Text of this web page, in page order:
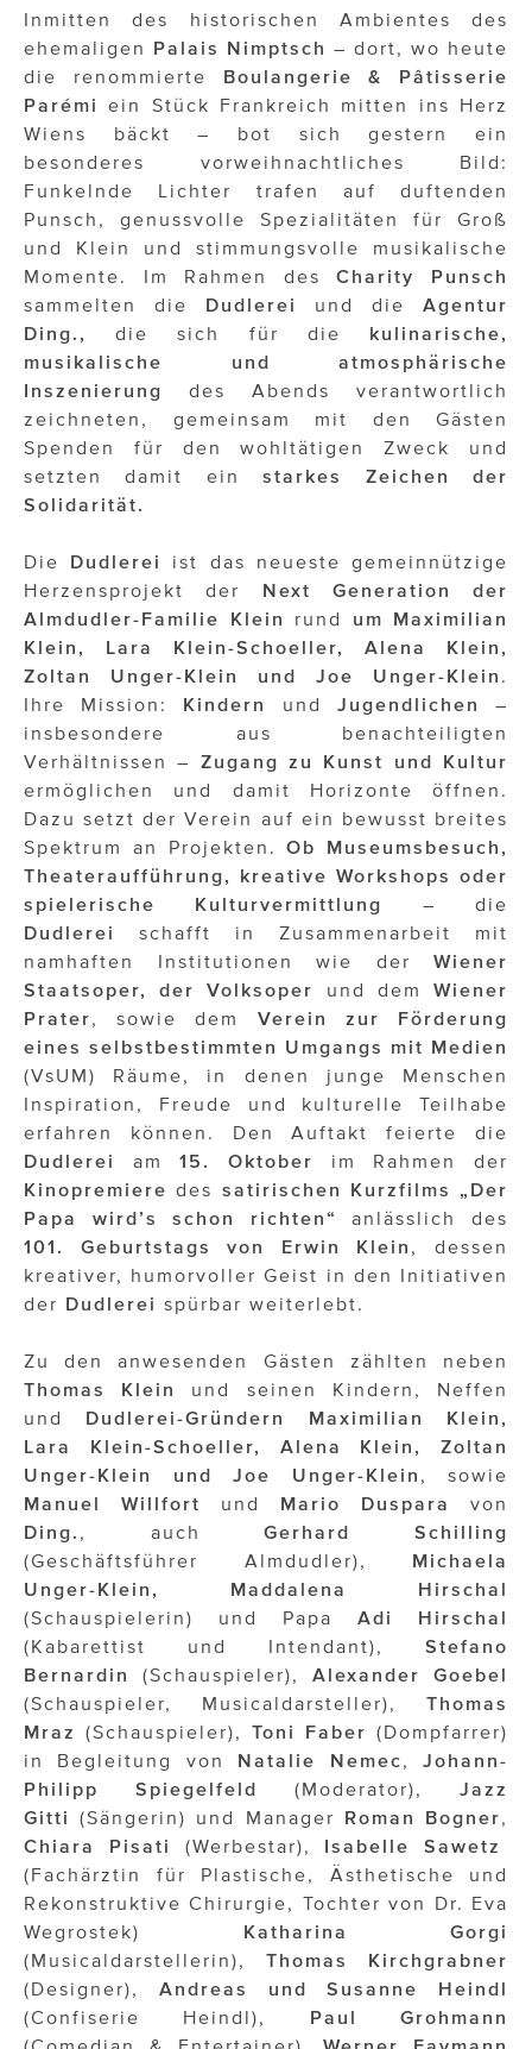
Inmitten des historischen Ambientes des
ehemaligen Palais Nimptsch – dort, wo heute
die renommierte Boulangerie & Pâtisserie
Parémi
ein Stück Frankreich mitten ins Herz
Wiens bäckt – bot sich gestern ein
besonderes vorweihnachtliches Bild:
Funkelnde Lichter trafen auf duftenden
Punsch, genussvolle Spezialitäten für Groß
und Klein und stimmungsvolle musikalische
Momente. Im Rahmen desCharity Punsch
sammelten die Dudlerei und die Agentur
Ding.,die sich für die kulinarische,
musikalische und atmosphärische
Inszenierung
des Abends verantwortlich
zeichneten, gemeinsam mit den Gästen
Spenden für den wohltätigen Zweck und
setzten damit einstarkes Zeichen der
Solidarität.
Die Dudlerei
ist das neueste gemeinnützige
Herzensprojekt der Next Generation der
Almdudler-Familie Klein
rund um Maximilian
Klein, Lara Klein-Schoeller, Alena Klein,
Zoltan Unger-Klein und Joe Unger-Klein .
Ihre Mission: Kindern und Jugendlichen
–
insbesondere aus benachteiligten
Verhältnissen – Zugang zu Kunst und Kultur
ermöglichen und damit Horizonte öffnen.
Dazu setzt der Verein auf ein bewusst breites
Spektrum an Projekten.Ob Museumsbesuch,
Theateraufführung, kreative Workshops oder
spielerische Kulturvermittlung
– die
Dudlerei
schafft in Zusammenarbeit mit
namhaften Institutionen wie der Wiener
Staatsoper, der Volksoper
und demWiener
Prater, sowie dem Verein zur Förderung
eines selbstbestimmten Umgangs mit Medien
(VsUM) Räume, in denen junge Menschen
Inspiration, Freude und kulturelle Teilhabe
erfahren können. Den Auftakt feierte die
Dudlerei
am15. Oktober
im Rahmen der
Kinopremiere des satirischen Kurzfilms „Der
Papa wird’s schon richten“anlässlich des
101. Geburtstags von Erwin Klein , dessen
kreativer, humorvoller Geist in den Initiativen
der Dudlerei spürbar weiterlebt.
Zu den anwesenden Gästen zählten neben
Thomas Klein
und seinen Kindern, Neffen
und Dudlerei-Gründern
Maximilian Klein,
Lara Klein-Schoeller, Alena Klein, Zoltan
Unger-Klein und Joe Unger-Klein , sowie
Manuel Willfort und Mario Duspara
von
Ding. , auchGerhard
Schilling
(Geschäftsführer Almdudler), Michaela
Unger-Klein, Maddalena
Hirschal
(Schauspielerin) und Papa Adi Hirschal
(Kabarettist und Intendant), Stefano
Bernardin
(Schauspieler), Alexander Goebel
(Schauspieler, Musicaldarsteller), Thomas
Mraz
(Schauspieler), Toni Faber (Dompfarrer)
in Begleitung von Natalie Nemec,Johann-
Philipp Spiegelfeld
(Moderator), Jazz
Gitti(Sängerin) und Manager Roman Bogner,
Chiara
Pisati (Werbestar), Isabelle Sawetz
(Fachärztin für Plastische, Ästhetische und
Rekonstruktive Chirurgie, Tochter von Dr. Eva
Wegrostek) Katharina Gorgi
(Musicaldarstellerin), Thomas Kirchgrabner
(Designer),
Andreas und Susanne Heindl
(Confiserie Heindl), Paul Grohmann